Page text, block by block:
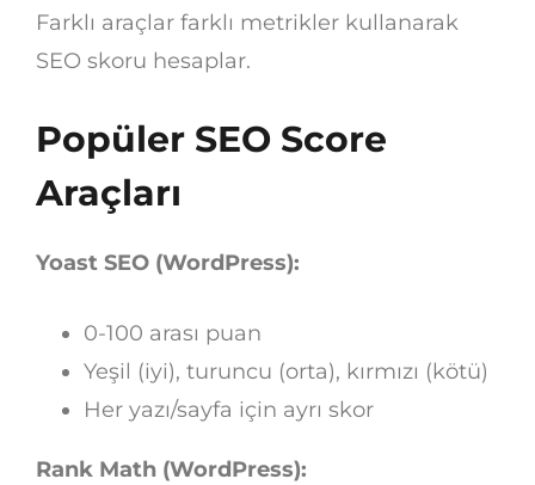
Farklı araçlar farklı metrikler kullanarak
SEO skoru hesaplar.
Popüler SEO Score
Araçları
Yoast SEO (WordPress):
0-100 arası puan
Yeşil (iyi), turuncu (orta), kırmızı (kötü)
Her yazı/sayfa için ayrı skor
Rank Math (WordPress):